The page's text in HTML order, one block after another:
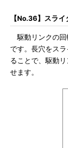
【No.36】スラ
駆動リンクの回
です。長穴をス
ることで、駆動
せます。